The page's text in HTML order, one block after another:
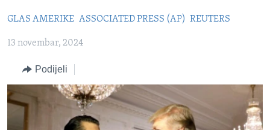
Idi
na
BOSNA I HERCEGOVINA
SVIJET
NAUKA I TEHNOLOGIJA
SPECIJALNI PROJEKTI
KORUPCIJA
SLOBODA MEDIJA
ŽENSKA STRANA
GLAS AMERIKE ASSOCIATED PRESS (AP) REUTERS
13 novembar, 2024
Podijeli